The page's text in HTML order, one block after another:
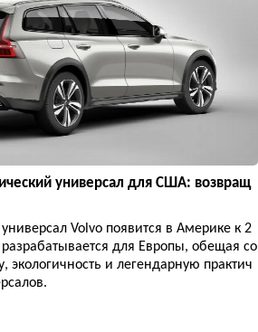
универсал для США: возвращ
Volvo появится в Америке к 2
для Европы, обещая со
экологичность и легендарную практич